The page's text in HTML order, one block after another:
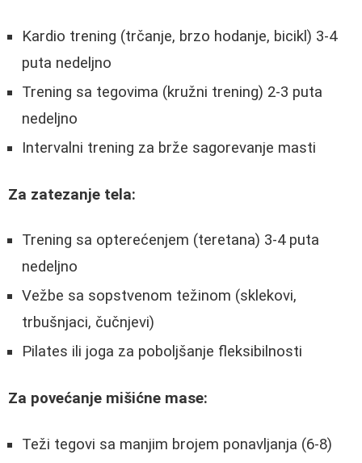
Kardio trening (trčanje, brzo hodanje, bicikl) 3-4
puta nedeljno
Trening sa tegovima (kružni trening) 2-3 puta
nedeljno
Intervalni trening za brže sagorevanje masti
Za zatezanje tela:
Trening sa opterećenjem (teretana) 3-4 puta
nedeljno
Vežbe sa sopstvenom težinom (sklekovi,
trbušnjaci, čučnjevi)
Pilates ili joga za poboljšanje fleksibilnosti
Za povećanje mišićne mase:
Teži tegovi sa manjim brojem ponavljanja (6-8)